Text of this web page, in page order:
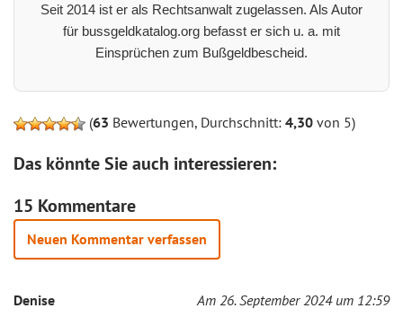
Seit 2014 ist er als Rechtsanwalt zugelassen. Als Autor
für bussgeldkatalog.org befasst er sich u. a. mit
Einsprüchen zum Bußgeldbescheid.
(63 Bewertungen, Durchschnitt: 4,30 von 5)
Das könnte Sie auch interessieren:
15 Kommentare
Neuen Kommentar verfassen
Denise Am 26. September 2024 um 12:59